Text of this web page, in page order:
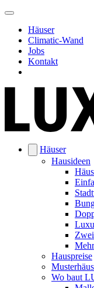
Häuser
Climatic-Wand
Jobs
Kontakt
Häuser
Hausideen
Hauspreise
Wo baut